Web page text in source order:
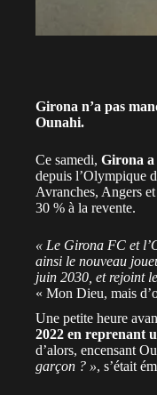
Girona n’a pas
Ounahi.
Ce samedi, Girona a
depuis l’Olympique
Avranches, Angers
30 % à la revente.
« Le Girona FC et
ainsi le nouveau
juin 2030, et rejoint
« Mon Dieu, mais
Une petite heure
2022 en reprenant
d’alors, encensant
garçon ? », s’était